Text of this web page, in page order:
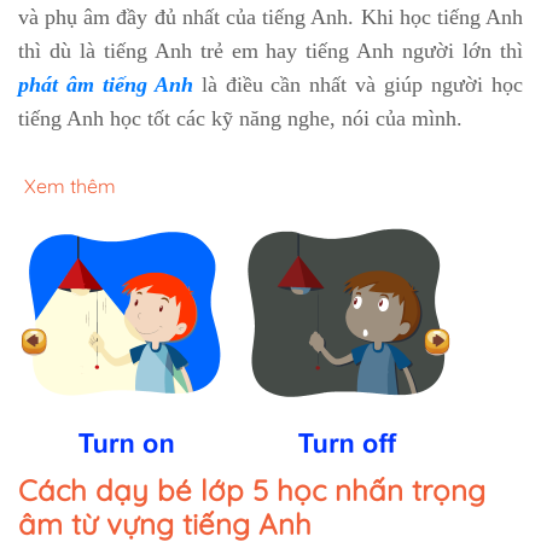
và phụ âm đầy đủ nhất của tiếng Anh. Khi học tiếng Anh
thì dù là tiếng Anh trẻ em hay tiếng Anh người lớn thì
phát âm tiếng Anh là điều cần nhất và giúp người học
tiếng Anh học tốt các kỹ năng nghe, nói của mình.
Xem thêm
Cách dạy bé lớp 5 học nhấn trọng
âm từ vựng tiếng Anh